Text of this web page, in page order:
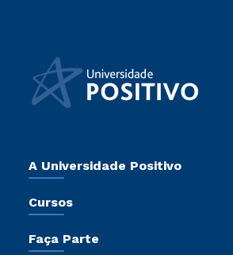
A Universidade Positivo
Sala de Imprensa
Cursos
Pós-Graduação
Faça Parte